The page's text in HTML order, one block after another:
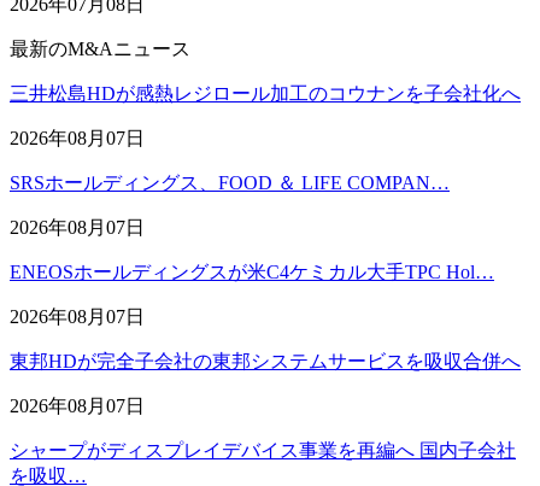
2026年07月08日
最新のM&Aニュース
三井松島HDが感熱レジロール加工のコウナンを子会社化へ
2026年08月07日
SRSホールディングス、FOOD ＆ LIFE COMPAN…
2026年08月07日
ENEOSホールディングスが米C4ケミカル大手TPC Hol…
2026年08月07日
東邦HDが完全子会社の東邦システムサービスを吸収合併へ
2026年08月07日
シャープがディスプレイデバイス事業を再編へ 国内子会社
を吸収…